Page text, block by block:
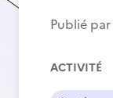
Publié par
ACTIVITÉ